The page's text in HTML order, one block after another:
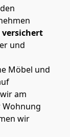
versichert
und
Möbel und
am
Wohnung
wir